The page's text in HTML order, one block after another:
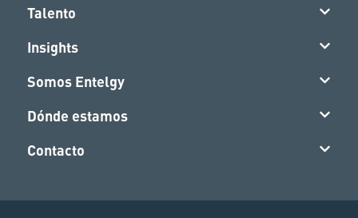
Talento
Insights
Somos Entelgy
Dónde estamos
Contacto